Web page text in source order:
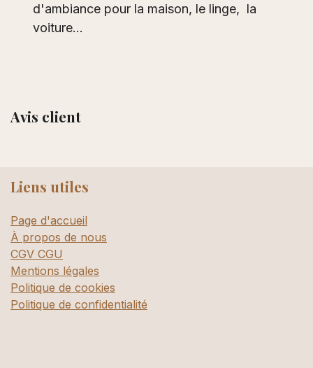
d'ambiance pour la maison, le linge, la
voiture...
Avis client
Liens utiles
Page d'accueil
À propos de nous
CGV CGU
Mentions légales
Politique de cookies
Politique de confidentialité